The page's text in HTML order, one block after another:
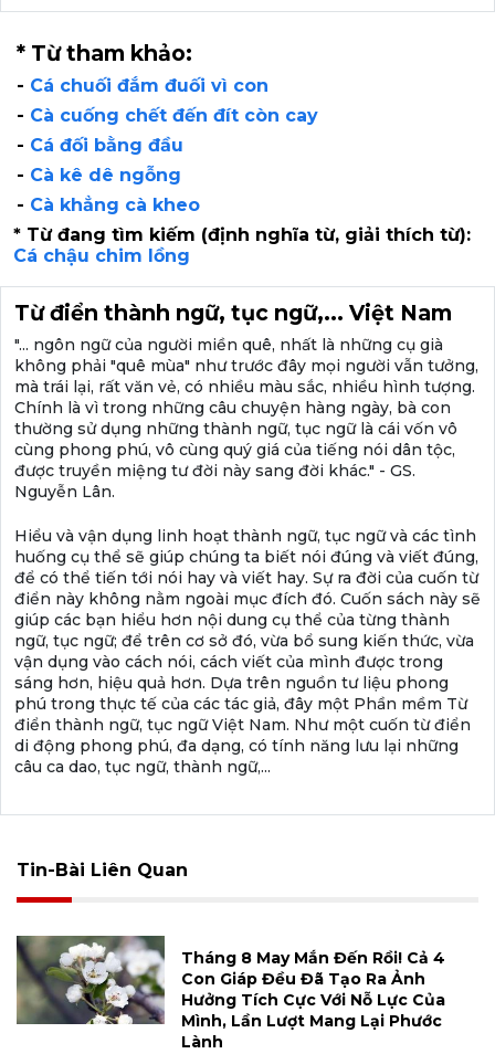
* Từ tham khảo:
- Cá chuối đắm đuối vì con
- Cà cuống chết đến đít còn cay
- Cá đối bằng đầu
- Cà kê dê ngỗng
- Cà khẳng cà kheo
* Từ đang tìm kiếm (định nghĩa từ, giải thích từ):
Cá chậu chim lồng
Từ điển thành ngữ, tục ngữ,... Việt Nam
"... ngôn ngữ của người miền quê, nhất là những cụ già
không phải "quê mùa" như trước đây mọi người vẫn tưởng,
mà trái lại, rất văn vẻ, có nhiều màu sắc, nhiều hình tượng.
Chính là vì trong những câu chuyện hàng ngày, bà con
thường sử dụng những thành ngữ, tục ngữ là cái vốn vô
cùng phong phú, vô cùng quý giá của tiếng nói dân tộc,
được truyền miệng tư đời này sang đời khác." - GS.
Nguyễn Lân.
Hiểu và vận dụng linh hoạt thành ngữ, tục ngữ và các tình
huống cụ thể sẽ giúp chúng ta biết nói đúng và viết đúng,
để có thể tiến tới nói hay và viết hay. Sự ra đời của cuốn từ
điển này không nằm ngoài mục đích đó. Cuốn sách này sẽ
giúp các bạn hiểu hơn nội dung cụ thể của từng thành
ngữ, tục ngữ; để trên cơ sở đó, vừa bổ sung kiến thức, vừa
vận dụng vào cách nói, cách viết của mình được trong
sáng hơn, hiệu quả hơn. Dựa trên nguồn tư liệu phong
phú trong thực tế của các tác giả, đây một Phần mềm Từ
điển thành ngữ, tục ngữ Việt Nam. Như một cuốn từ điển
di động phong phú, đa dạng, có tính năng lưu lại những
câu ca dao, tục ngữ, thành ngữ,...
Tin-Bài Liên Quan
Tháng 8 May Mắn Đến Rồi! Cả 4
Con Giáp Đều Đã Tạo Ra Ảnh
Hưởng Tích Cực Với Nỗ Lực Của
Mình, Lần Lượt Mang Lại Phước
Lành